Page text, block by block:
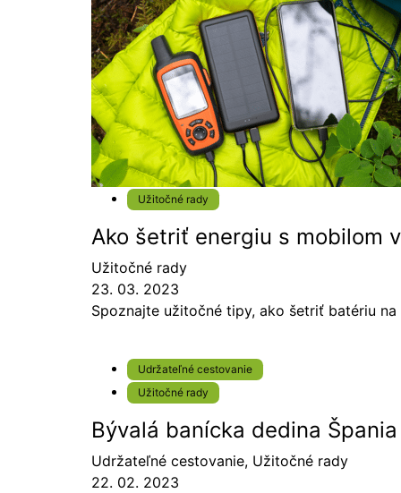
Užitočné rady
Ako šetriť energiu s mobilom
Užitočné rady
23. 03. 2023
Spoznajte užitočné tipy, ako šetriť batériu
Udržateľné cestovanie
Užitočné rady
Bývalá banícka dedina
Udržateľné cestovanie, Užitočné rady
22. 02. 2023